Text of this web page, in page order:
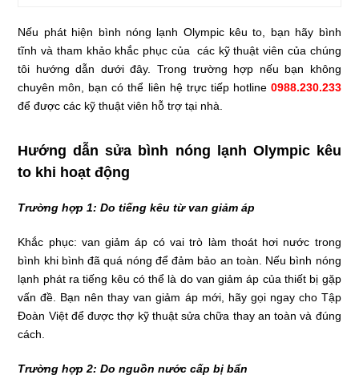
Nếu phát hiện bình nóng lạnh Olympic kêu to, bạn hãy bình
tĩnh và tham khảo khắc phục của các kỹ thuật viên của chúng
tôi hướng dẫn dưới đây. Trong trường hợp nếu bạn không
chuyên môn, bạn có thể liên hệ trực tiếp hotline 0988.230.233
để được các kỹ thuật viên hỗ trợ tại nhà.
Hướng dẫn sửa bình nóng lạnh Olympic kêu
to khi hoạt động
Trường hợp 1: Do tiếng kêu từ van giảm áp
Khắc phục: van giảm áp có vai trò làm thoát hơi nước trong
bình khi bình đã quá nóng để đảm bảo an toàn. Nếu bình nóng
lạnh phát ra tiếng kêu có thể là do van giảm áp của thiết bị gặp
vấn đề. Bạn nên thay van giảm áp mới, hãy gọi ngay cho Tập
Đoàn Việt để được thợ kỹ thuật sửa chữa thay an toàn và đúng
cách.
Trường hợp 2: Do nguồn nước cấp bị bẩn